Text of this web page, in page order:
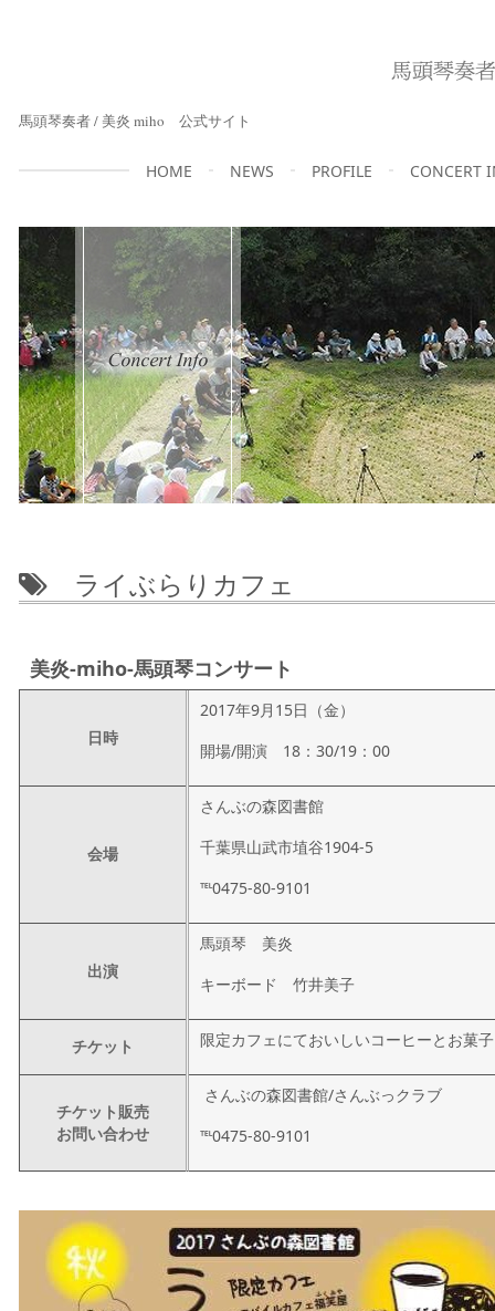
馬頭琴奏者 / 美炎 miho 公式サイト
HOME NEWS PROFILE CONCERT
ライぶらりカフェ
美炎-miho-馬頭琴コンサート
日時
2017年9月15日（金）
開場/開演 18：30/19：00
会場
さんぶの森図書館
千葉県山武市埴谷1904-5
℡0475-80-9101
出演
馬頭琴 美炎
キーボード 竹井美子
チケット 限定カフェにておいしいコーヒーとお菓
チケット販売
お問い合わせ
さんぶの森図書館/さんぶっクラブ
℡0475-80-9101